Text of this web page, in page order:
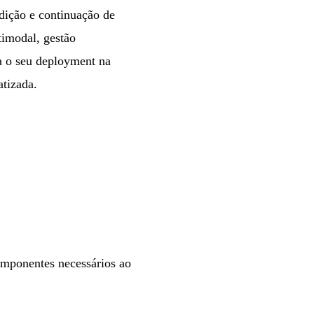
e continuação de
gestão
seu deployment na
necessários ao